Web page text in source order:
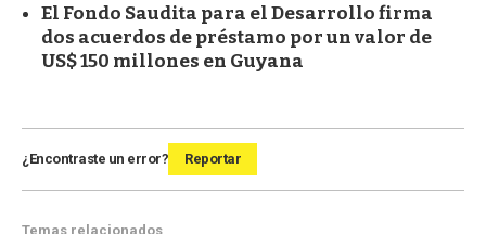
El Fondo Saudita para el Desarrollo firma
dos acuerdos de préstamo por un valor de
US$ 150 millones en Guyana
¿Encontraste un error? Reportar
Temas relacionados